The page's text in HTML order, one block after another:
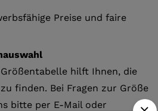
Preise und faire
hilft Ihnen, die
finden. Bei Fragen zur Größe
bitte per E-Mail oder